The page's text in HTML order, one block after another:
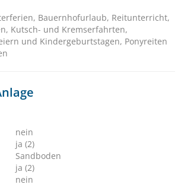
Bauernhofurlaub, Reitunterricht,
Kutsch- und Kremserfahrten,
und Kindergeburtstagen, Ponyreiten
nein
ja (2)
Sandboden
ja (2)
nein